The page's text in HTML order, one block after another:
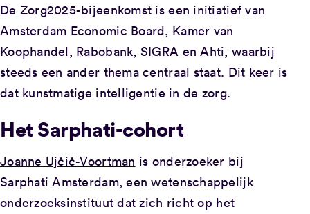
De Zorg2025-bijeenkomst is een initiatief van
Amsterdam Economic Board, Kamer van
Koophandel, Rabobank, SIGRA en Ahti, waarbij
steeds een ander thema centraal staat. Dit keer is
dat kunstmatige intelligentie in de zorg.
Het Sarphati-cohort
Joanne Ujčič-Voortman is onderzoeker bij
Sarphati Amsterdam, een wetenschappelijk
onderzoeksinstituut dat zich richt op het